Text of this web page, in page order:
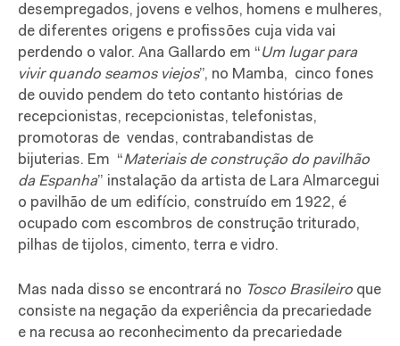
desempregados, jovens e velhos, homens e mulheres,
de diferentes origens e profissões cuja vida vai
perdendo o valor. Ana Gallardo em “Um lugar para
vivir quando seamos viejos”, no Mamba, cinco fones
de ouvido pendem do teto contanto histórias de
recepcionistas, recepcionistas, telefonistas,
promotoras de vendas, contrabandistas de
bijuterias. Em “Materiais de construção do pavilhão
da Espanha” instalação da artista de Lara Almarcegui
o pavilhão de um edifício, construído em 1922, é
ocupado com escombros de construção triturado,
pilhas de tijolos, cimento, terra e vidro.
Mas nada disso se encontrará no Tosco Brasileiro que
consiste na negação da experiência da precariedade
e na recusa ao reconhecimento da precariedade